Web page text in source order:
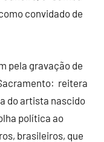
convidado de
pela gravação de
reitera
do artista nascido
política ao
brasileiros, que